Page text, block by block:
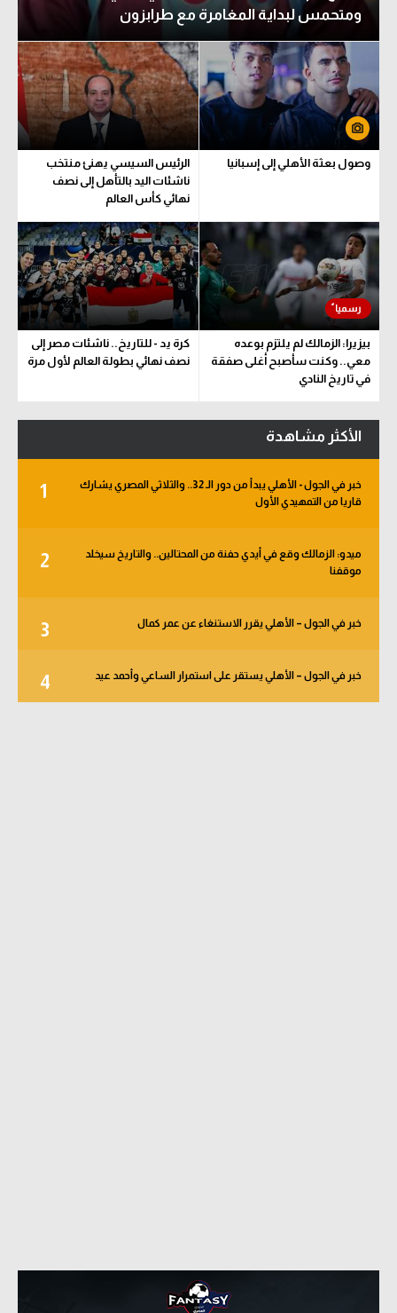
ومتحمس لبداية المغامرة مع طرابزون
وصول بعثة الأهلي إلى إسبانيا
الرئيس السيسي يهنئ منتخب
ناشئات اليد بالتأهل إلى نصف
نهائي كأس العالم
بيزيرا: الزمالك لم يلتزم بوعده
معي.. وكنت سأصبح أغلى صفقة
في تاريخ النادي
كرة يد - للتاريخ.. ناشئات مصر إلى
نصف نهائي بطولة العالم لأول مرة
الأكثر مشاهدة
1
خبر في الجول - الأهلي يبدأ من دور الـ 32.. والثلاثي المصري يشارك
قاريا من التمهيدي الأول
2
ميدو: الزمالك وقع في أيدي حفنة من المحتالين.. والتاريخ سيخلد
موقفنا
3 خبر في الجول – الأهلي يقرر الاستنغاء عن عمر كمال
4 خبر في الجول – الأهلي يستقر على استمرار الساعي وأحمد عيد